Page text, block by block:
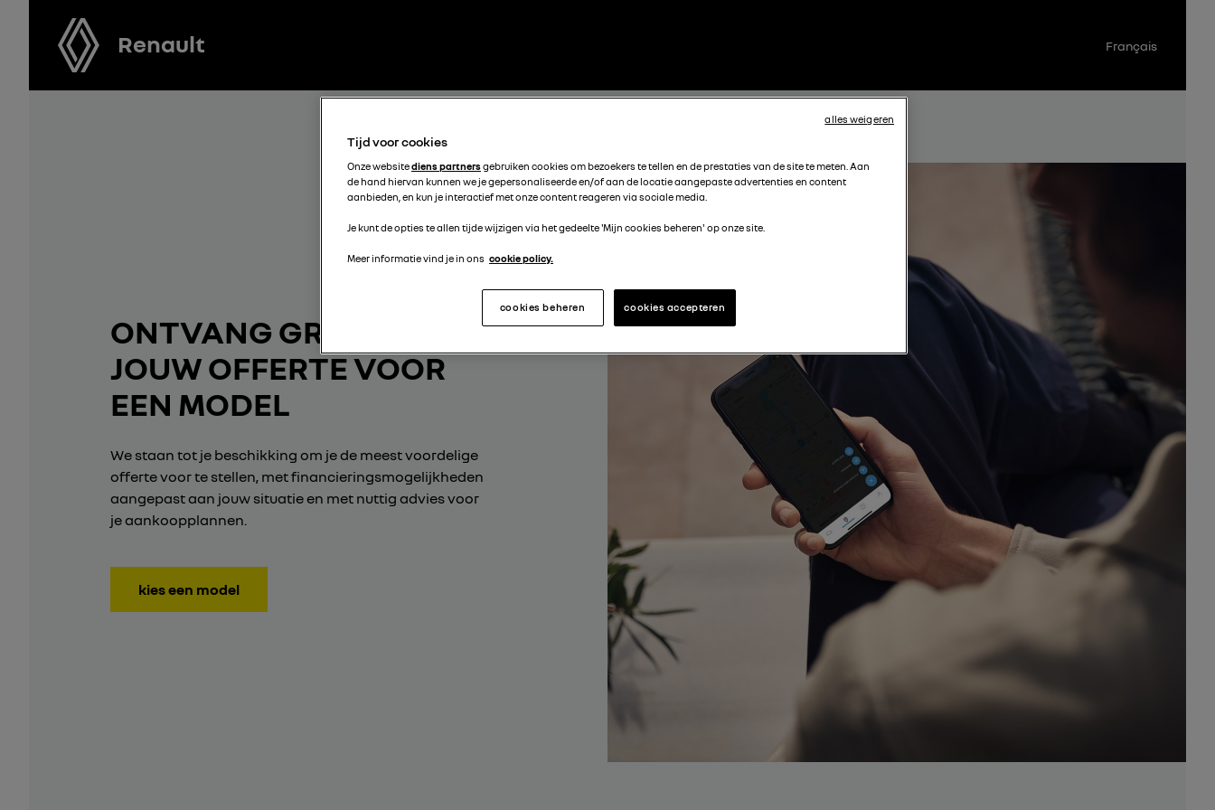
Renault Français
ONTVANG GRATIS
JOUW OFFERTE VOOR
EEN MODEL
We staan tot je beschikking om je de meest voordelige
offerte voor te stellen, met financieringsmogelijkheden
aangepast aan jouw situatie en met nuttig advies voor
je aankoopplannen.
kies een model
Tijd voor cookies
Onze websitediens partnersgebruiken cookies om bezoekers te tellen en de prestaties van de site te meten. Aan
de hand hiervan kunnen we je gepersonaliseerde en/of aan de locatie aangepaste advertenties en content
aanbieden, en kun je interactief met onze content reageren via sociale media.
Je kunt de opties te allen tijde wijzigen via het gedeelte 'Mijn cookies beheren' op onze site.
Meer informatie vind je in ons cookie policy.
cookies accepteren
cookies beheren
alles weigeren